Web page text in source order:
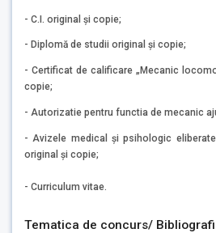
- C.I. original şi copie;
- Diplomă de studii original şi copie;
- Certificat de calificare „Mecanic
copie;
- Autorizatie pentru functia de mecanic
- Avizele medical și psihologic
original și copie;
- Curriculum vitae.
Tematica de concurs/